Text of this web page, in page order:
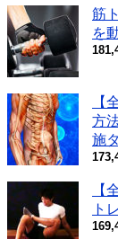
筋
を
【
方
施
【
ト